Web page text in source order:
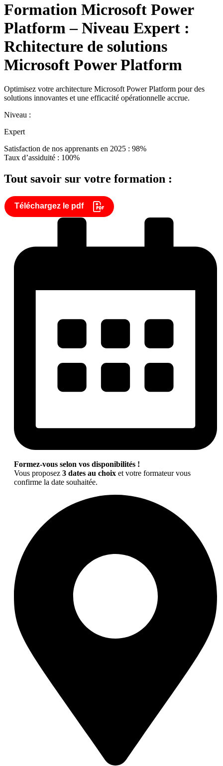
Formation Microsoft Power
Platform – Niveau Expert :
Rchitecture de solutions
Microsoft Power Platform
Optimisez votre architecture Microsoft Power Platform pour des
solutions innovantes et une efficacité opérationnelle accrue.
Niveau :
Expert
Satisfaction de nos apprenants en 2025 : 98%
Taux d’assiduité : 100%
Tout savoir sur votre formation :
Téléchargez le pdf
Formez-vous selon vos disponibilités !
Vous proposez 3 dates au choix et votre formateur vous
confirme la date souhaitée.